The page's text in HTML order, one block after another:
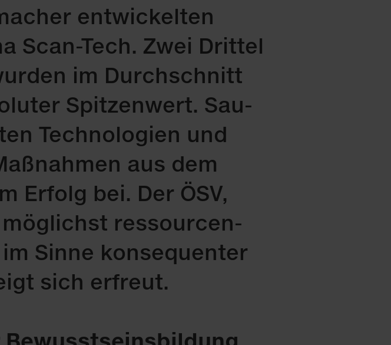
entwickelten
Scan-Tech. Zwei Drit­tel
im Durch­schnitt
Spit­zen­wert. Sau­
Tech­no­lo­gi­en und
aus dem
Er­folg bei. Der ÖSV,
mög­lichst res­sour­cen­
Sin­ne kon­se­quen­ter
sich er­freut.